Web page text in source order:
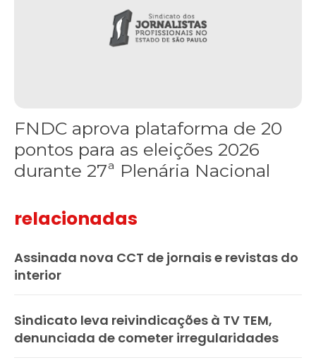
FNDC aprova plataforma de 20
pontos para as eleições 2026
durante 27ª Plenária Nacional
relacionadas
Assinada nova CCT de jornais e revistas do
interior
Sindicato leva reivindicações à TV TEM,
denunciada de cometer irregularidades